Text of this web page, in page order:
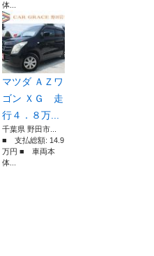
体...
マツダ ＡＺワ
ゴン ＸＧ 走
行４．８万...
千葉県 野田市...
■ 支払総額: 14.9
万円 ■ 車両本
体...